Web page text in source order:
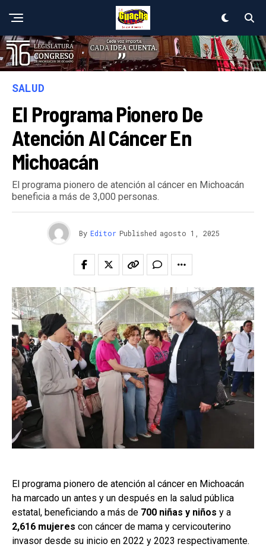
SALUD
El Programa Pionero De
Atención Al Cáncer En
Michoacán
El programa pionero de atención al cáncer en Michoacán
beneficia a más de 3,000 personas.
By Editor Published agosto 1, 2025
El programa pionero de atención al cáncer en Michoacán
ha marcado un antes y un después en la salud pública
estatal, beneficiando a más de 700 niñas y niños y a
2,616 mujeres con cáncer de mama y cervicouterino
invasor desde su inicio en 2022 y 2023 respectivamente.